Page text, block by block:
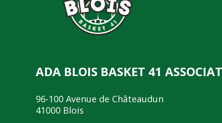
ADA BLOIS BASKET 41
96-100 Avenue de Châteaudun
41000 Blois